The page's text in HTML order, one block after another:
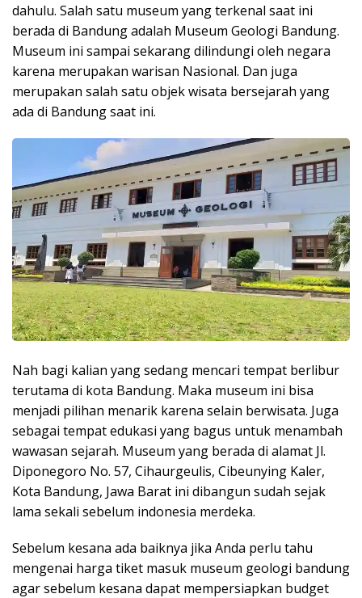
dahulu. Salah satu museum yang terkenal saat ini
berada di Bandung adalah Museum Geologi Bandung.
Museum ini sampai sekarang dilindungi oleh negara
karena merupakan warisan Nasional. Dan juga
merupakan salah satu objek wisata bersejarah yang
ada di Bandung saat ini.
Nah bagi kalian yang sedang mencari tempat berlibur
terutama di kota Bandung. Maka museum ini bisa
menjadi pilihan menarik karena selain berwisata. Juga
sebagai tempat edukasi yang bagus untuk menambah
wawasan sejarah. Museum yang berada di alamat Jl.
Diponegoro No. 57, Cihaurgeulis, Cibeunying Kaler,
Kota Bandung, Jawa Barat ini dibangun sudah sejak
lama sekali sebelum indonesia merdeka.
Sebelum kesana ada baiknya jika Anda perlu tahu
mengenai harga tiket masuk museum geologi bandung
agar sebelum kesana dapat mempersiapkan budget